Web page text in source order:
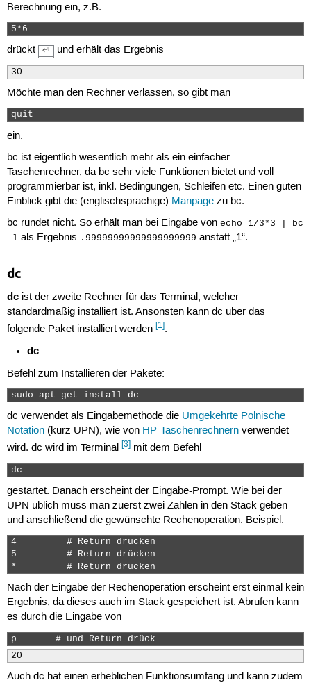
Berechnung ein, z.B.
5*6
drückt ⏎ und erhält das Ergebnis
30
Möchte man den Rechner verlassen, so gibt man
quit
ein.
bc ist eigentlich wesentlich mehr als ein einfacher
Taschenrechner, da bc sehr viele Funktionen bietet und voll
programmierbar ist, inkl. Bedingungen, Schleifen etc. Einen guten
Einblick gibt die (englischsprachige) Manpagezu bc.
bc rundet nicht. So erhält man bei Eingabe von echo 1/3*3 | bc
-l als Ergebnis .99999999999999999999 anstatt „1“.
dc
dcist der zweite Rechner für das Terminal, welcher
standardmäßig installiert ist. Ansonsten kann dc über das
folgende Paket installiert werden [1].
dc
Befehl zum Installieren der Pakete:
sudo apt-get install dc
dc verwendet als Eingabemethode die Umgekehrte Polnische
Notation(kurz UPN), wie von HP-Taschenrechnernverwendet
wird. dc wird im Terminal [3]mit dem Befehl
dc
gestartet. Danach erscheint der Eingabe-Prompt. Wie bei der
UPN üblich muss man zuerst zwei Zahlen in den Stack geben
und anschließend die gewünschte Rechenoperation. Beispiel:
4         # Return drücken
5         # Return drücken
*         # Return drücken
Nach der Eingabe der Rechenoperation erscheint erst einmal kein
Ergebnis, da dieses auch im Stack gespeichert ist. Abrufen kann
es durch die Eingabe von
p       # und Return drück
20
Auch dc hat einen erheblichen Funktionsumfang und kann zudem